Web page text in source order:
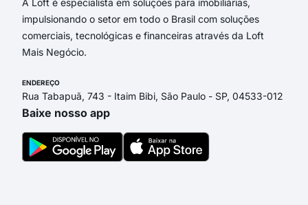
A Loft é especialista em soluções para imobiliárias,
impulsionando o setor em todo o Brasil com soluções
comerciais, tecnológicas e financeiras através da Loft
Mais Negócio.
ENDEREÇO
Rua Tabapuã, 743 - Itaim Bibi, São Paulo - SP, 04533-012
Baixe nosso app